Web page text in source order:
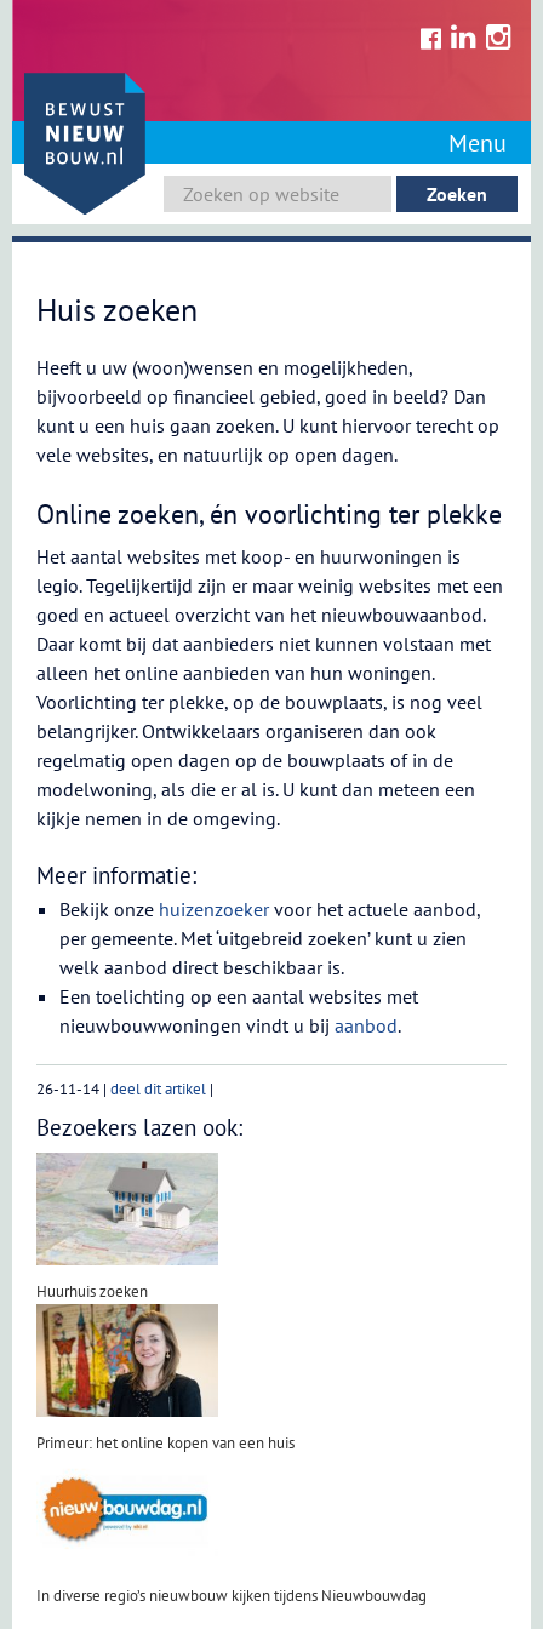
content
Menu
Huis zoeken
Heeft u uw (woon)wensen en mogelijkheden,
bijvoorbeeld op financieel gebied, goed in beeld? Dan
kunt u een huis gaan zoeken. U kunt hiervoor terecht op
vele websites, en natuurlijk op open dagen.
Online zoeken, én voorlichting ter plekke
Het aantal websites met koop- en huurwoningen is
legio. Tegelijkertijd zijn er maar weinig websites met een
goed en actueel overzicht van het nieuwbouwaanbod.
Daar komt bij dat aanbieders niet kunnen volstaan met
alleen het online aanbieden van hun woningen.
Voorlichting ter plekke, op de bouwplaats, is nog veel
belangrijker. Ontwikkelaars organiseren dan ook
regelmatig open dagen op de bouwplaats of in de
modelwoning, als die er al is. U kunt dan meteen een
kijkje nemen in de omgeving.
Meer informatie:
Bekijk onze huizenzoekervoor het actuele aanbod,
per gemeente. Met ‘uitgebreid zoeken’ kunt u zien
welk aanbod direct beschikbaar is.
Een toelichting op een aantal websites met
nieuwbouwwoningen vindt u bijaanbod.
26-11-14 | deel dit artikel |
Bezoekers lazen ook:
Huurhuis zoeken
Primeur: het online kopen van een huis
In diverse regio’s nieuwbouw kijken tijdens Nieuwbouwdag